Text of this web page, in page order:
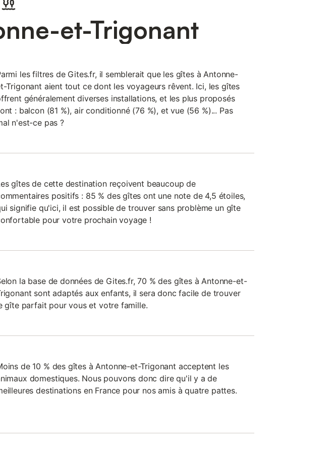
- 2 adul
et-Trigonant
les filtres de Gites.fr, il semblerait que les gîtes à Antonne-
Trigonant aient tout ce dont les voyageurs rêvent. Ici, les gîtes
généralement diverses installations, et les plus proposés
: balcon (81 %), air conditionné (76 %), et vue (56 %)... Pas
n'est-ce pas ?
gîtes de cette destination reçoivent beaucoup de
positifs : 85 % des gîtes ont une note de 4,5 étoiles,
signifie qu'ici, il est possible de trouver sans problème un gîte
pour votre prochain voyage !
la base de données de Gites.fr, 70 % des gîtes à Antonne-et-
sont adaptés aux enfants, il sera donc facile de trouver
gîte parfait pour vous et votre famille.
de 10 % des gîtes à Antonne-et-Trigonant acceptent les
domestiques. Nous pouvons donc dire qu'il y a de
destinations en France pour nos amis à quatre pattes.